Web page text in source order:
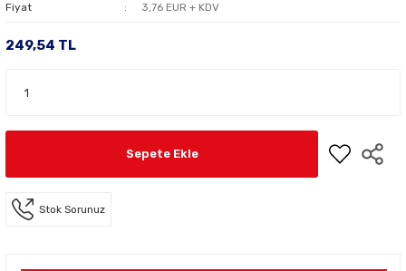
Fiyat 3,76 EUR + KDV
249,54 TL
Sepete Ekle
Stok Sorunuz